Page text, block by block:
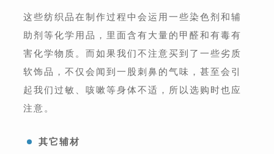
这些纺织品在制作过程中会运用一些染色剂和辅
助剂等化学用品，里面含有大量的甲醛和有毒有
害化学物质。而如果我们不注意买到了一些劣质
软饰品，不仅会闻到一股刺鼻的气味，甚至会引
起我们过敏、咳嗽等身体不适，所以选购时也应
注意。
其它辅材